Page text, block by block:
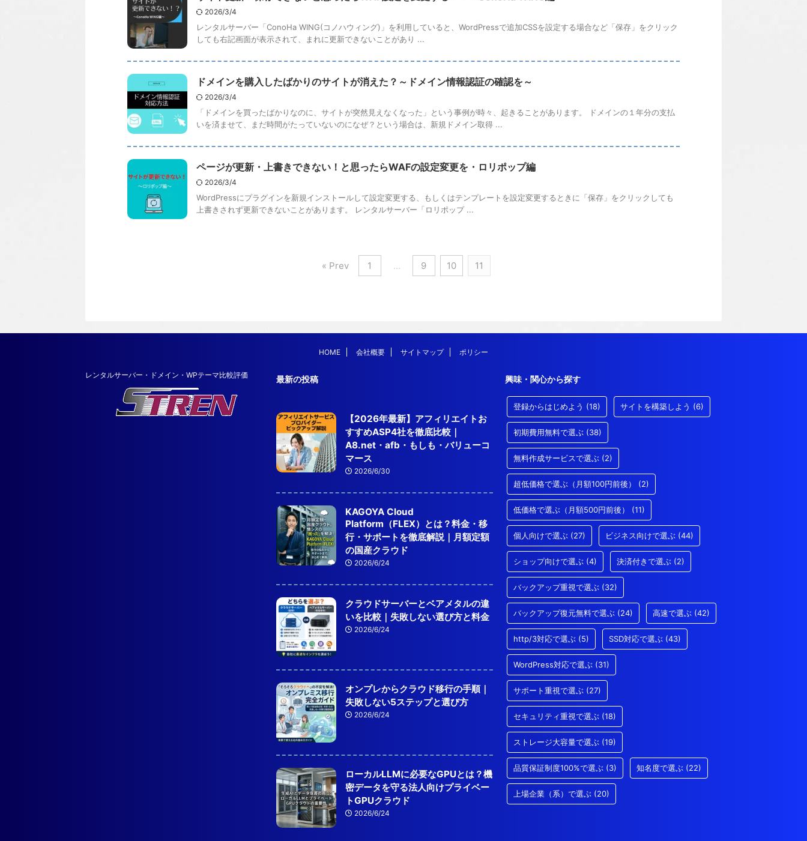
2026/3/4
レンタルサーバー「ConoHa WING(コノハウィング)」を利用していると、WordPressで追加CSSを設定する場合など「保存」をクリック
しても右記画面が表示されて、まれに更新できないことがあり ...
ドメインを購入したばかりのサイトが消えた？～ドメイン情報認証の確認を～
2026/3/4
「ドメインを買ったばかりなのに、サイトが突然見えなくなった」という事例が時々、起きることがあります。 ドメインの１年分の支払
いを済ませて、まだ時間がたっていないのになぜ？という場合は、新規ドメイン取得 ...
ページが更新・上書きできない！と思ったらWAFの設定変更を・ロリポップ編
2026/3/4
WordPressにプラグインを新規インストールして設定変更する、もしくはテンプレートを設定変更するときに「保存」をクリックしても
上書きされず更新できないことがあります。 レンタルサーバー「ロリポップ ...
« Prev 1 … 9 10 11
HOME 会社概要 サイトマップ ポリシー
最新の投稿
【2026年最新】アフィリエイトお
すすめASP4社を徹底比較｜
A8.net・afb・もしも・バリューコ
マース
2026/6/30
KAGOYA Cloud
Platform（FLEX）とは？料金・移
行・サポートを徹底解説｜月額定額
の国産クラウド
2026/6/24
クラウドサーバーとベアメタルの違
いを比較｜失敗しない選び方と料金
2026/6/24
オンプレからクラウド移行の手順｜
失敗しない5ステップと選び方
2026/6/24
ローカルLLMに必要なGPUとは？機
密データを守る法人向けプライベー
トGPUクラウド
2026/6/24
興味・関心から探す
登録からはじめよう (18) サイトを構築しよう (6)
初期費用無料で選ぶ (38)
無料作成サービスで選ぶ (2)
超低価格で選ぶ（月額100円前後） (2)
低価格で選ぶ（月額500円前後） (11)
個人向けで選ぶ (27) ビジネス向けで選ぶ (44)
ショップ向けで選ぶ (4) 決済付きで選ぶ (2)
バックアップ重視で選ぶ (32)
バックアップ復元無料で選ぶ (24) 高速で選ぶ (42)
http/3対応で選ぶ (5) SSD対応で選ぶ (43)
WordPress対応で選ぶ (31)
サポート重視で選ぶ (27)
セキュリティ重視で選ぶ (18)
ストレージ大容量で選ぶ (19)
品質保証制度100%で選ぶ (3) 知名度で選ぶ (22)
上場企業（系）で選ぶ (20)
レンタルサーバー・ドメイン・WPテーマ比較評価